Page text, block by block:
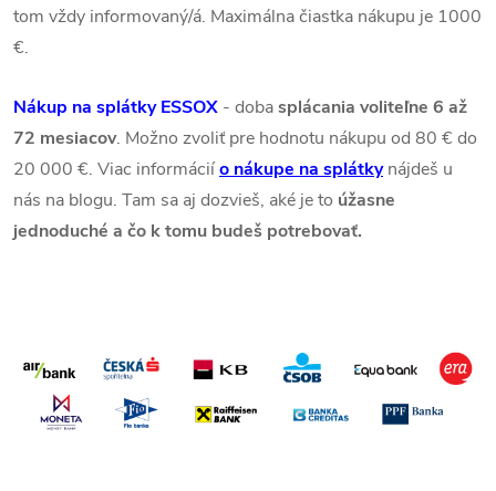
tom vždy informovaný/á. Maximálna čiastka nákupu je 1000
€.
Nákup na splátky ESSOX - dobasplácania voliteľne 6 až
72 mesiacov. Možno zvoliť pre hodnotu nákupu od 80 € do
20 000 €. Viac informáciío nákupe na splátkynájdeš u
nás na blogu. Tam sa aj dozvieš, aké je to úžasne
jednoduché a čo k tomu budeš potrebovať.